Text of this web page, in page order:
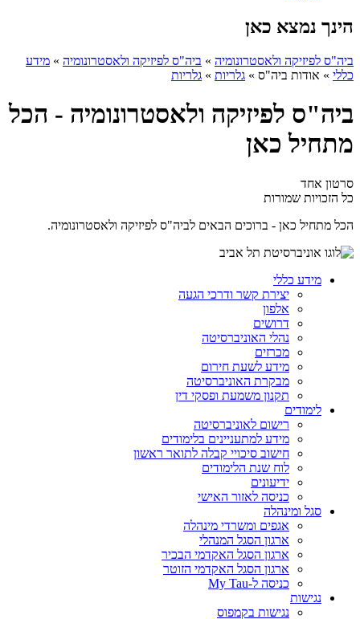
הינך נמצא כאן
ביה"ס לפיזיקה ולאסטרונומיה » ביה"ס לפיזיקה ולאסטרונומיה » מידע
כללי » אודות ביה"ס » גלריות » גלריות
ביה"ס לפיזיקה ולאסטרונומיה - הכל
מתחיל כאן
סרטון אחד
כל הזכויות שמורות
הכל מתחיל כאן - ברוכים הבאים לביה"ס לפיזיקה ולאסטרונומיה.
מידע כללי
יצירת קשר ודרכי הגעה
אלפון
דרושים
נהלי האוניברסיטה
מכרזים
מידע לשעת חירום
מבקרת האוניברסיטה
תקנון משמעת ופסקי דין
לימודים
רישום לאוניברסיטה
מידע למתעניינים בלימודים
חישוב סיכויי קבלה לתואר ראשון
לוח שנת הלימודים
ידיעונים
כניסה לאזור האישי
סגל ומינהלה
אגפים ומשרדי מינהלה
ארגון הסגל המנהלי
ארגון הסגל האקדמי הבכיר
ארגון הסגל האקדמי הזוטר
כניסה ל-My Tau
נגישות
נגישות בקמפוס